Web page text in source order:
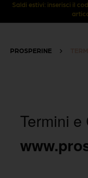
Saldi estivi: inserisci il
PROSPERINE
Termini